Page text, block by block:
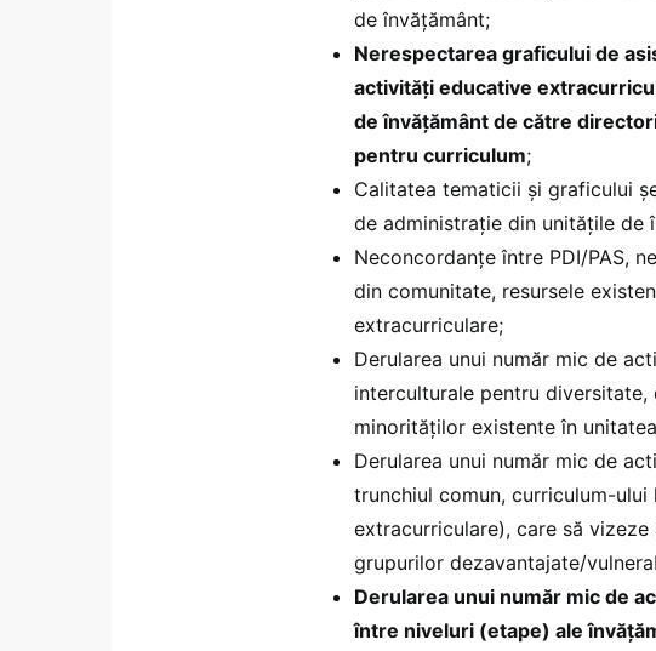
de învățământ;
Nerespectarea graficului de
activităţi educative
de învăţământ de către
pentru curriculum;
Calitatea tematicii şi graficului
de administrație din unitățile de
Neconcordanțe între PDI/PAS,
din comunitate, resursele
extracurriculare;
Derularea unui număr mic de
interculturale pentru
minorităților existente în
Derularea unui număr mic de
trunchiul comun, curriculum-
extracurriculare), care să
grupurilor dezavantajate/
Derularea unui număr mic de
între niveluri (etape) ale